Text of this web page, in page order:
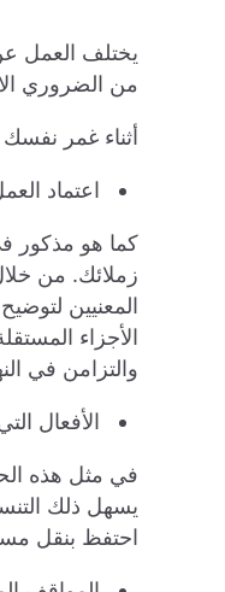
يختلف العمل
من الضروري
أثناء غمر
اعتماد
كما هو مذكور
زملائك. من
المعنيين
الأجزاء
والتزامن في
الأفعال
في مثل هذه
يسهل ذلك
احتفظ بنقل